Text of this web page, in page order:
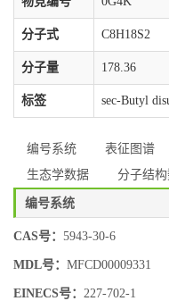
分子式 C8H18S2
分子量 178.36
标签 sec-Butyl
编号系统 表征图谱
生态学数据
分子结
编号系统
CAS号： 5943-30-6
MDL号： MFCD00009331
EINECS号： 227-702-1